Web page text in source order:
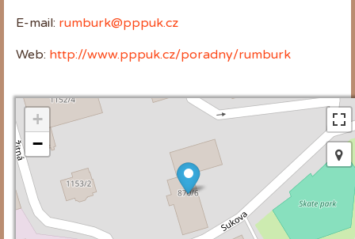
E-mail: rumburk@pppuk.cz
Web: http://www.pppuk.cz/poradny/rumburk
+
−